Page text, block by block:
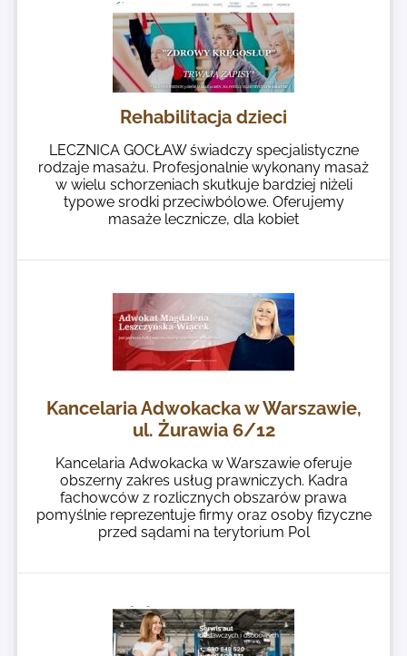
Rehabilitacja dzieci
LECZNICA GOCŁAW świadczy specjalistyczne
rodzaje masażu. Profesjonalnie wykonany masaż
w wielu schorzeniach skutkuje bardziej niżeli
typowe srodki przeciwbólowe. Oferujemy
masaże lecznicze, dla kobiet
Kancelaria Adwokacka w Warszawie,
ul. Żurawia 6/12
Kancelaria Adwokacka w Warszawie oferuje
obszerny zakres usług prawniczych. Kadra
fachowców z rozlicznych obszarów prawa
pomyślnie reprezentuje firmy oraz osoby fizyczne
przed sądami na terytorium Pol